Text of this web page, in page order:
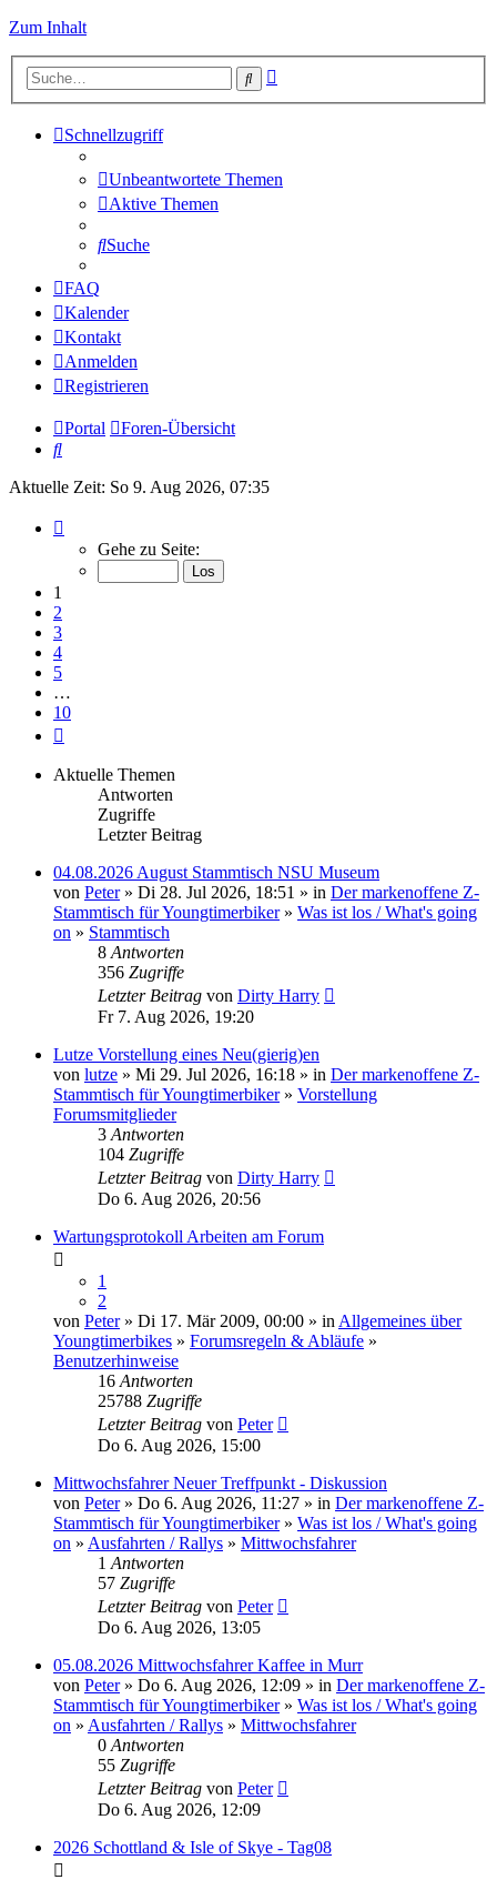
Zum Inhalt
Suche
Schnellzugriff
Unbeantwortete Themen
Aktive Themen
Suche
FAQ
Kalender
Kontakt
Anmelden
Registrieren
Portal
Foren-Übersicht
Suche
Aktuelle Zeit: So 9. Aug 2026, 07:35
von
Gehe zu Seite:
1
2
3
4
5
…
10
Aktuelle Themen
Antworten
Zugriffe
Letzter Beitrag
04.08.2026 August Stammtisch NSU Museum
von Peter» Di 28. Jul 2026, 18:51 » in Der markenoffene Z-
Stammtisch für Youngtimerbiker» Was ist los / What's going
on » Stammtisch
8 Antworten
356 Zugriffe
Letzter Beitrag von Dirty Harry
Fr 7. Aug 2026, 19:20
Lutze Vorstellung eines Neu(gierig)en
von lutze » Mi 29. Jul 2026, 16:18 » in Der markenoffene Z-
Stammtisch für Youngtimerbiker» Vorstellung
Forumsmitglieder
3 Antworten
104 Zugriffe
Letzter Beitrag von Dirty Harry
Do 6. Aug 2026, 20:56
Wartungsprotokoll Arbeiten am Forum
1
2
von Peter» Di 17. Mär 2009, 00:00 » in Allgemeines über
Youngtimerbikes » Forumsregeln & Abläufe »
Benutzerhinweise
16 Antworten
25788 Zugriffe
Letzter Beitrag von Peter
Do 6. Aug 2026, 15:00
Mittwochsfahrer Neuer Treffpunkt - Diskussion
von Peter» Do 6. Aug 2026, 11:27 » in Der markenoffene Z-
Stammtisch für Youngtimerbiker» Was ist los / What's going
on » Ausfahrten / Rallys » Mittwochsfahrer
1 Antworten
57 Zugriffe
Letzter Beitrag von Peter
Do 6. Aug 2026, 13:05
05.08.2026 Mittwochsfahrer Kaffee in Murr
von Peter» Do 6. Aug 2026, 12:09 » in Der markenoffene Z-
Stammtisch für Youngtimerbiker» Was ist los / What's going
on » Ausfahrten / Rallys » Mittwochsfahrer
0 Antworten
55 Zugriffe
Letzter Beitrag von Peter
Do 6. Aug 2026, 12:09
2026 Schottland & Isle of Skye - Tag08